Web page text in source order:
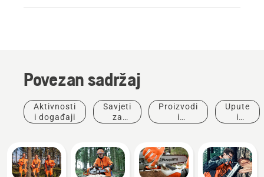
Povezan sadržaj
Aktivnosti
i događaji
Savjeti
za
Proizvodi
i
Upute
i